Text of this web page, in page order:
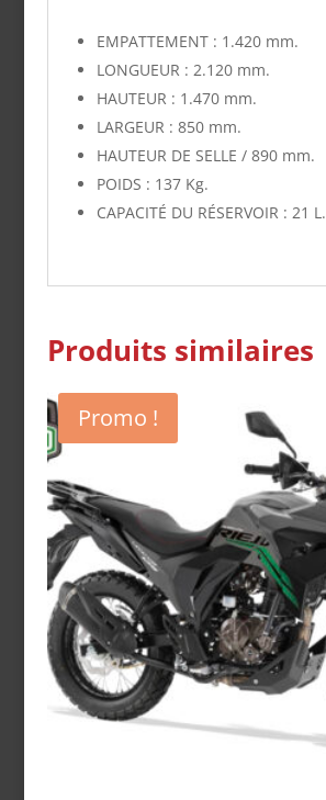
EMPATTEMENT: 1.420 mm.
LONGUEUR : 2.120 mm.
HAUTEUR : 1.470 mm.
LARGEUR : 850 mm.
HAUTEUR DE SELLE / 890 mm.
POIDS : 137 Kg.
CAPACITÉ DU RÉSERVOIR : 21 L.
Produits similaires
Promo !